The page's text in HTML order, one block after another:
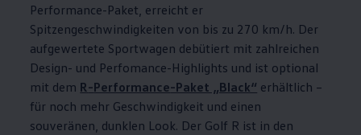
Performance-Paket, erreicht er
Spitzengeschwindigkeiten von bis zu 270 km/h. Der
aufgewertete Sportwagen debütiert mit zahlreichen
Design- und Perfomance-Highlights und ist optional
mit dem R-Performance-Paket „Black“ erhältlich –
für noch mehr Geschwindigkeit und einen
souveränen, dunklen Look. Der Golf R ist in den